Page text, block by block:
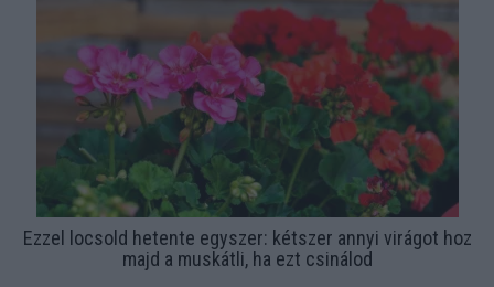
Ezzel locsold hetente egyszer: kétszer annyi virágot hoz
majd a muskátli, ha ezt csinálod